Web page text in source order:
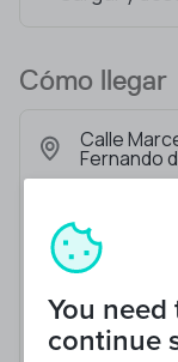
Cómo llegar
Calle
Fernando
You
continue